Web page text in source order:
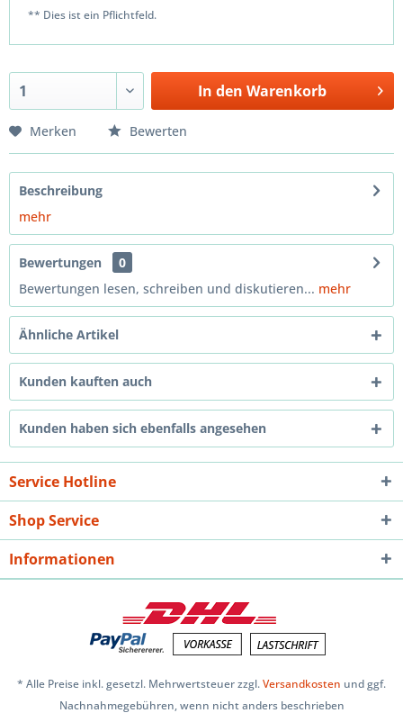
** Dies ist ein Pflichtfeld.
In den Warenkorb
Merken Bewerten
Beschreibung
mehr
Bewertungen
0
Bewertungen lesen, schreiben und diskutieren... mehr
Ähnliche Artikel
Kunden kauften auch
Kunden haben sich ebenfalls angesehen
Service Hotline
Shop Service
Informationen
* Alle Preise inkl. gesetzl. Mehrwertsteuer zzgl.Versandkosten und ggf.
Nachnahmegebühren, wenn nicht anders beschrieben